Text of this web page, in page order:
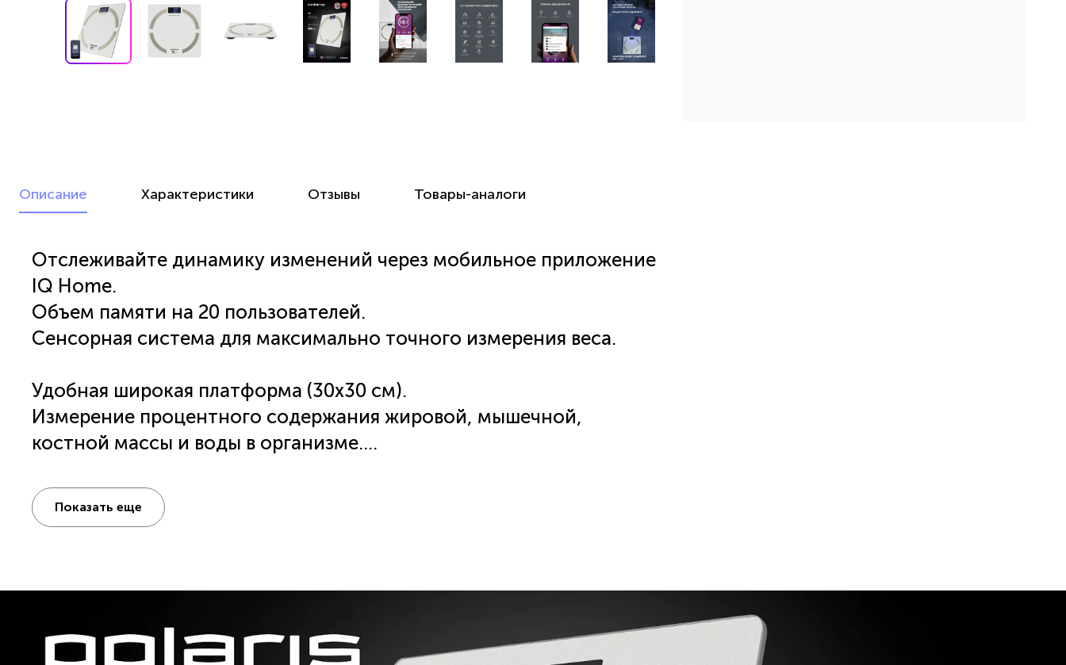
Описание Характеристики Отзывы Товары-аналоги
Отслеживайте динамику изменений через мобильное приложение
IQ Home.
Объем памяти на 20 пользователей.
Сенсорная система для максимально точного измерения веса.
Удобная широкая платформа (30х30 см).
Измерение процентного содержания жировой, мышечной,
костной массы и воды в организме.
Автоматическая синхронизация с мобильным устройствами на
базе Android и iOS посредством Bluetooth.
Индикация превышения максимального веса.
Питание: 2 х 1,5V AAA (входят в комплект).
Показать еще